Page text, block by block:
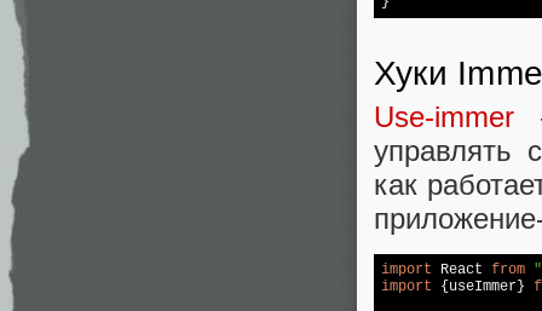
Хуки
Use-immer
управлять
как
import React from
import {useImmer}